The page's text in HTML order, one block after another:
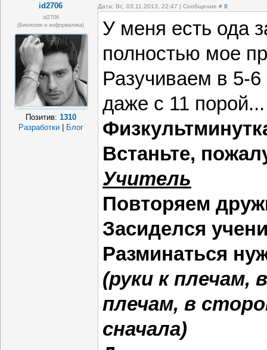
id2706 Дата: Вс, 03.11.2013, 22:47 | Сообщение # 8
id2706
(биология и информатика)
Позитив: 1310
Разработки
Блог
У меня есть ода
полностью мое
Разучиваем в 5-
даже с 11
Встаньте,
Учитель
Повторяем
Засиделся
Разминаться
(руки к плечам,
плечам, в
сначала)